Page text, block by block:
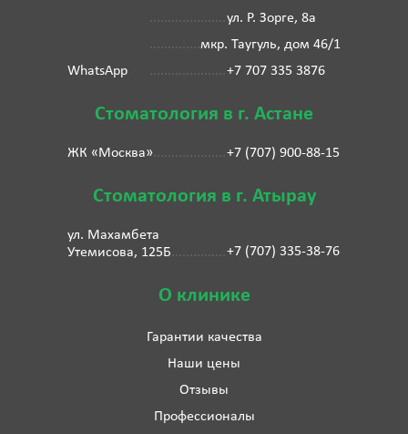
ул. Р. Зорге, 8а
мкр. Таугуль, дом 46/1
WhatsApp
+7 707 335 3876
Стоматология в г. Астане
ЖК «Москва» +7 (707) 900-88-15
Стоматология в г. Атырау
ул. Махамбета
Утемисова, 125Б
+7 (707) 335-38-76
О клинике
Гарантии качества
Наши цены
Отзывы
Профессионалы